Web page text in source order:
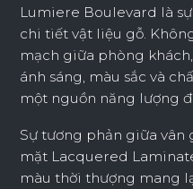
Lumiere Boulevard là
chi tiết vật liệu gỗ.
mạch giữa phòng
ánh sáng, màu sắc và
một nguồn năng lượng
Sự tương phản giữa vân
mặt Lacquered
màu thời thượng mang